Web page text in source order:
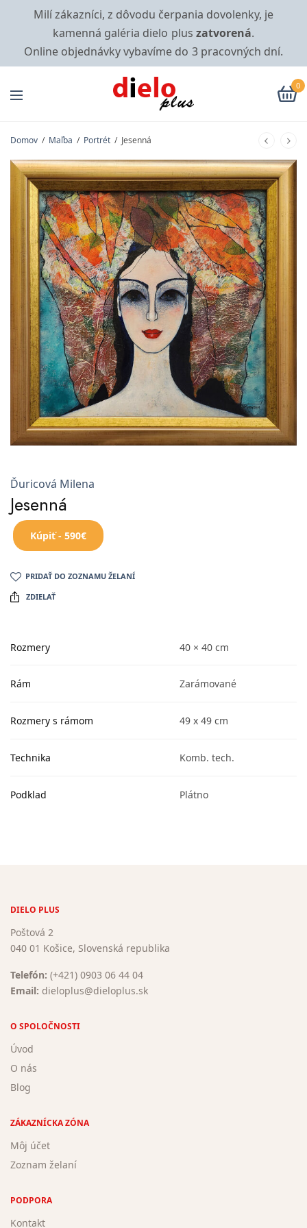
Milí zákazníci, z dôvodu čerpania dovolenky, je
kamenná galéria dielo plus zatvorená.
Online objednávky vybavíme do 3 pracovných dní.
0
Domov / Maľba / Portrét / Jesenná
Ďuricová Milena
Jesenná
Kúpiť - 590€
PRIDAŤ DO ZOZNAMU ŽELANÍ
ZDIELAŤ
Rozmery 40 × 40 cm
Rám Zarámované
Rozmery s rámom 49 x 49 cm
Technika Komb. tech.
Podklad Plátno
DIELO PLUS
Poštová 2
040 01 Košice, Slovenská republika
Telefón: (+421) 0903 06 44 04
Email: dieloplus@dieloplus.sk
O SPOLOČNOSTI
Úvod
O nás
Blog
ZÁKAZNÍCKA ZÓNA
Môj účet
Zoznam želaní
PODPORA
Kontakt